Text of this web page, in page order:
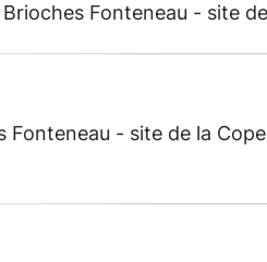
Brioches Fonteneau - site
Fonteneau - site de la